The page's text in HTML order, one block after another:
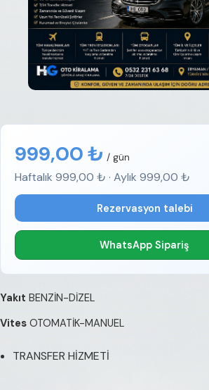
999,00 ₺ / gün
Haftalık 999,00 ₺ · Aylık 999,00 ₺
Rezervasyon talebi
WhatsApp Sipariş
Yakıt BENZİN-DİZEL
Vites OTOMATİK-MANUEL
TRANSFER HİZMETİ